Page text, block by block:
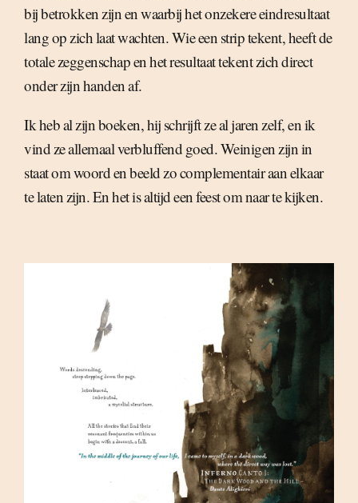
bij betrokken zijn en waarbij het onzekere eindresultaat
lang op zich laat wachten. Wie een strip tekent, heeft de
totale zeggenschap en het resultaat tekent zich direct
onder zijn handen af.
Ik heb al zijn boeken, hij schrijft ze al jaren zelf, en ik
vind ze allemaal verbluffend goed. Weinigen zijn in
staat om woord en beeld zo complementair aan elkaar
te laten zijn. En het is altijd een feest om naar te kijken.